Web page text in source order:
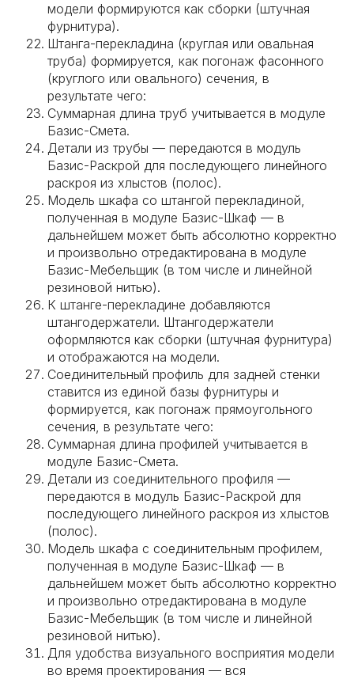
модели формируются как сборки (штучная
фурнитура).
Штанга-перекладина (круглая или овальная
труба) формируется, как погонаж фасонного
(круглого или овального) сечения, в
результате чего:
Суммарная длина труб учитывается в модуле
Базис-Смета.
Детали из трубы — передаются в модуль
Базис-Раскрой для последующего линейного
раскроя из хлыстов (полос).
Модель шкафа со штангой перекладиной,
полученная в модуле Базис-Шкаф — в
дальнейшем может быть абсолютно корректно
и произвольно отредактирована в модуле
Базис-Мебельщик (в том числе и линейной
резиновой нитью).
К штанге-перекладине добавляются
штангодержатели. Штангодержатели
оформляются как сборки (штучная фурнитура)
и отображаются на модели.
Соединительный профиль для задней стенки
ставится из единой базы фурнитуры и
формируется, как погонаж прямоугольного
сечения, в результате чего:
Суммарная длина профилей учитывается в
модуле Базис-Смета.
Детали из соединительного профиля —
передаются в модуль Базис-Раскрой для
последующего линейного раскроя из хлыстов
(полос).
Модель шкафа с соединительным профилем,
полученная в модуле Базис-Шкаф — в
дальнейшем может быть абсолютно корректно
и произвольно отредактирована в модуле
Базис-Мебельщик (в том числе и линейной
резиновой нитью).
Для удобства визуального восприятия модели
во время проектирования — вся